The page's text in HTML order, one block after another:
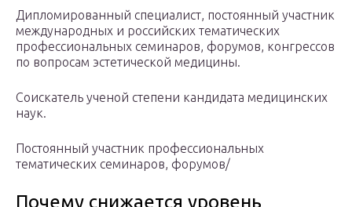
Дипломированный специалист, постоянный участник
международных и российских тематических
профессиональных семинаров, форумов, конгрессов
по вопросам эстетической медицины.
Соискатель ученой степени кандидата медицинских
наук.
Постоянный участник профессиональных
тематических семинаров, форумов/
Почему снижается уровень